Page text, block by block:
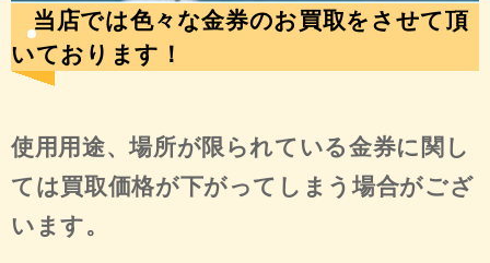
当店では色々な金券のお買取をさせて頂
いております！
使用用途、場所が限られている金券に関し
ては買取価格が下がってしまう場合がござ
います。